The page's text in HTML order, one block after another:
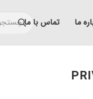
ما تماس با ما